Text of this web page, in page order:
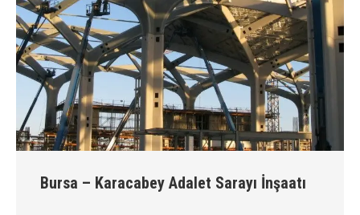
Bursa – Karacabey Adalet Sarayı İnşaatı